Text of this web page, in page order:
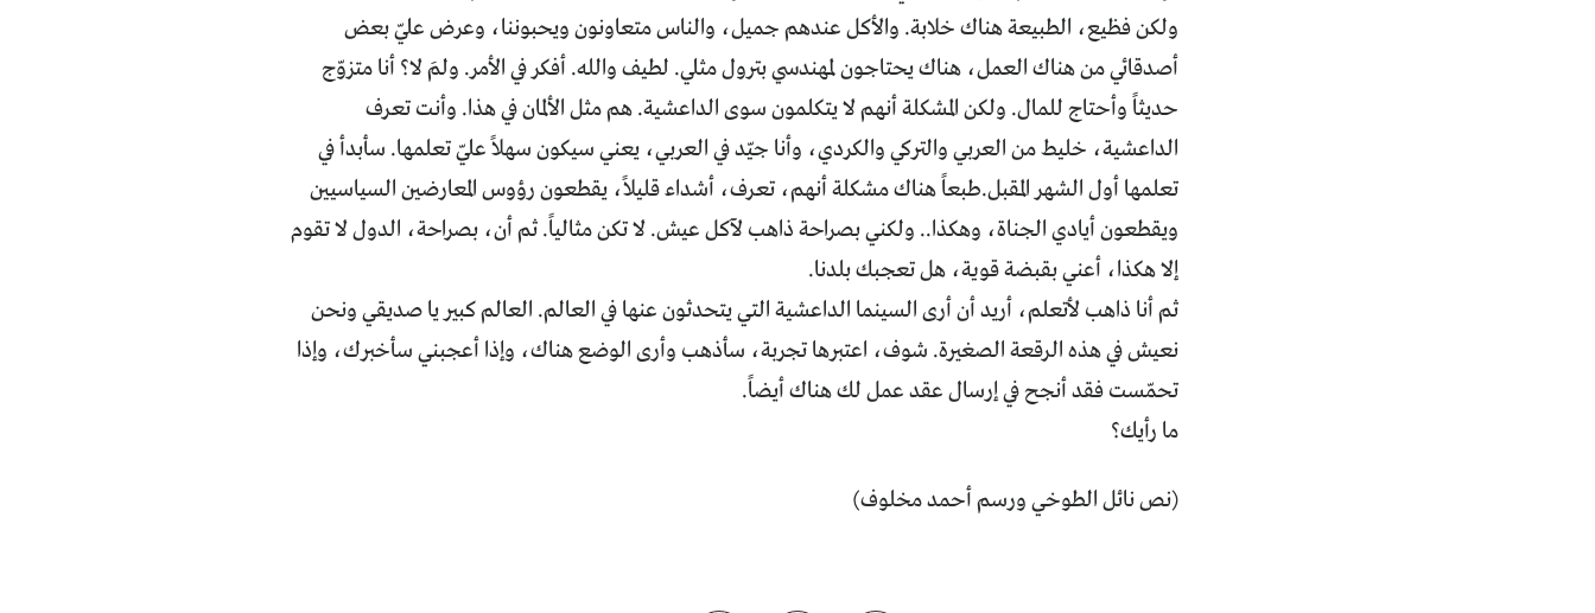
ولكن فظيع، الطبيعة هناك خلابة. والأكل عندهم جميل، والناس متعاونون ويحبوننا، وعرض عليّ بعض
أصدقائي من هناك العمل، هناك يحتاجون لمهندسي بترول مثلي. لطيف والله. أفكر في الأمر. ولمَ لا؟ أنا متزوّج
حديثاً وأحتاج للمال. ولكن المشكلة أنهم لا يتكلمون سوى الداعشية. هم مثل الألمان في هذا. وأنت تعرف
الداعشية، خليط من العربي والتركي والكردي، وأنا جيّد في العربي، يعني سيكون سهلاً عليّ تعلمها. سأبدأ في
تعلمها أول الشهر المقبل.طبعاً هناك مشكلة أنهم، تعرف، أشداء قليلاً، يقطعون رؤوس المعارضين السياسيين
ويقطعون أيادي الجناة، وهكذا.. ولكني بصراحة ذاهب لآكل عيش. لا تكن مثالياً. ثم أن، بصراحة، الدول لا تقوم
إلا هكذا، أعني بقبضة قوية، هل تعجبك بلدنا.
ثم أنا ذاهب لأتعلم، أريد أن أرى السينما الداعشية التي يتحدثون عنها في العالم. العالم كبير يا صديقي ونحن
نعيش في هذه الرقعة الصغيرة. شوف، اعتبرها تجربة، سأذهب وأرى الوضع هناك، وإذا أعجبني سأخبرك، وإذا
تحمّست فقد أنجح في إرسال عقد عمل لك هناك أيضاً.
ما رأيك؟
(نص نائل الطوخي ورسم أحمد مخلوف)